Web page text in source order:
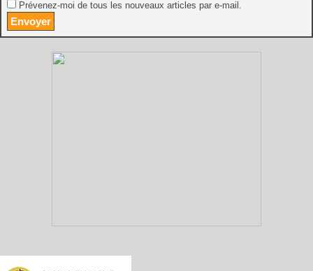
Prévenez-moi de tous les nouveaux articles par e-mail.